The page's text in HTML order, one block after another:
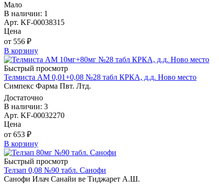
Мало
В наличии: 1
Арт. KF-00038315
Цена
от 556 ₽
В корзину
Быстрый просмотр
Телмиста АМ 0,01+0,08 №28 табл КРКА, д.д. Ново место
Симпекс Фарма Пвт. Лтд.
Достаточно
В наличии: 3
Арт. KF-00032270
Цена
от 653 ₽
В корзину
Быстрый просмотр
Телзап 0,08 №90 табл. Санофи
Санофи Илач Санайи ве Тиджарет А.Ш.